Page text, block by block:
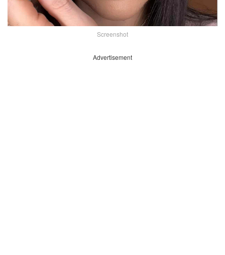
Screenshot
Advertisement